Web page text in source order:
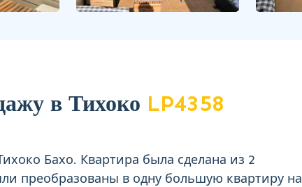
в Тихоко LP4358
Бахо. Квартира была сделана из 2
преобразованы в одну большую квартиру на